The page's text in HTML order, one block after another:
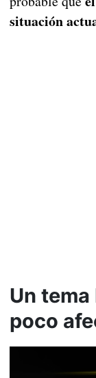
situación
Un
poco